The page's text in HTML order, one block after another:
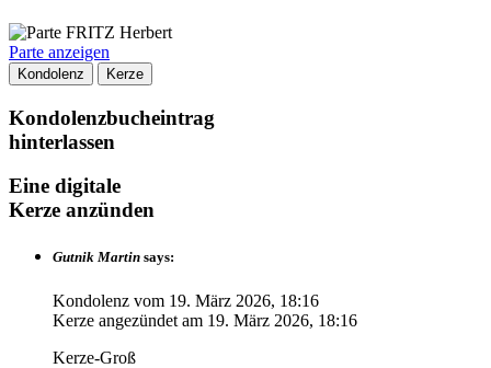
Parte anzeigen
Kondolenz Kerze
Kondolenzbucheintrag
hinterlassen
Eine digitale
Kerze anzünden
Gutnik Martin says:
Kondolenz vom 19. März 2026, 18:16
Kerze angezündet am 19. März 2026, 18:16
Kerze-Groß